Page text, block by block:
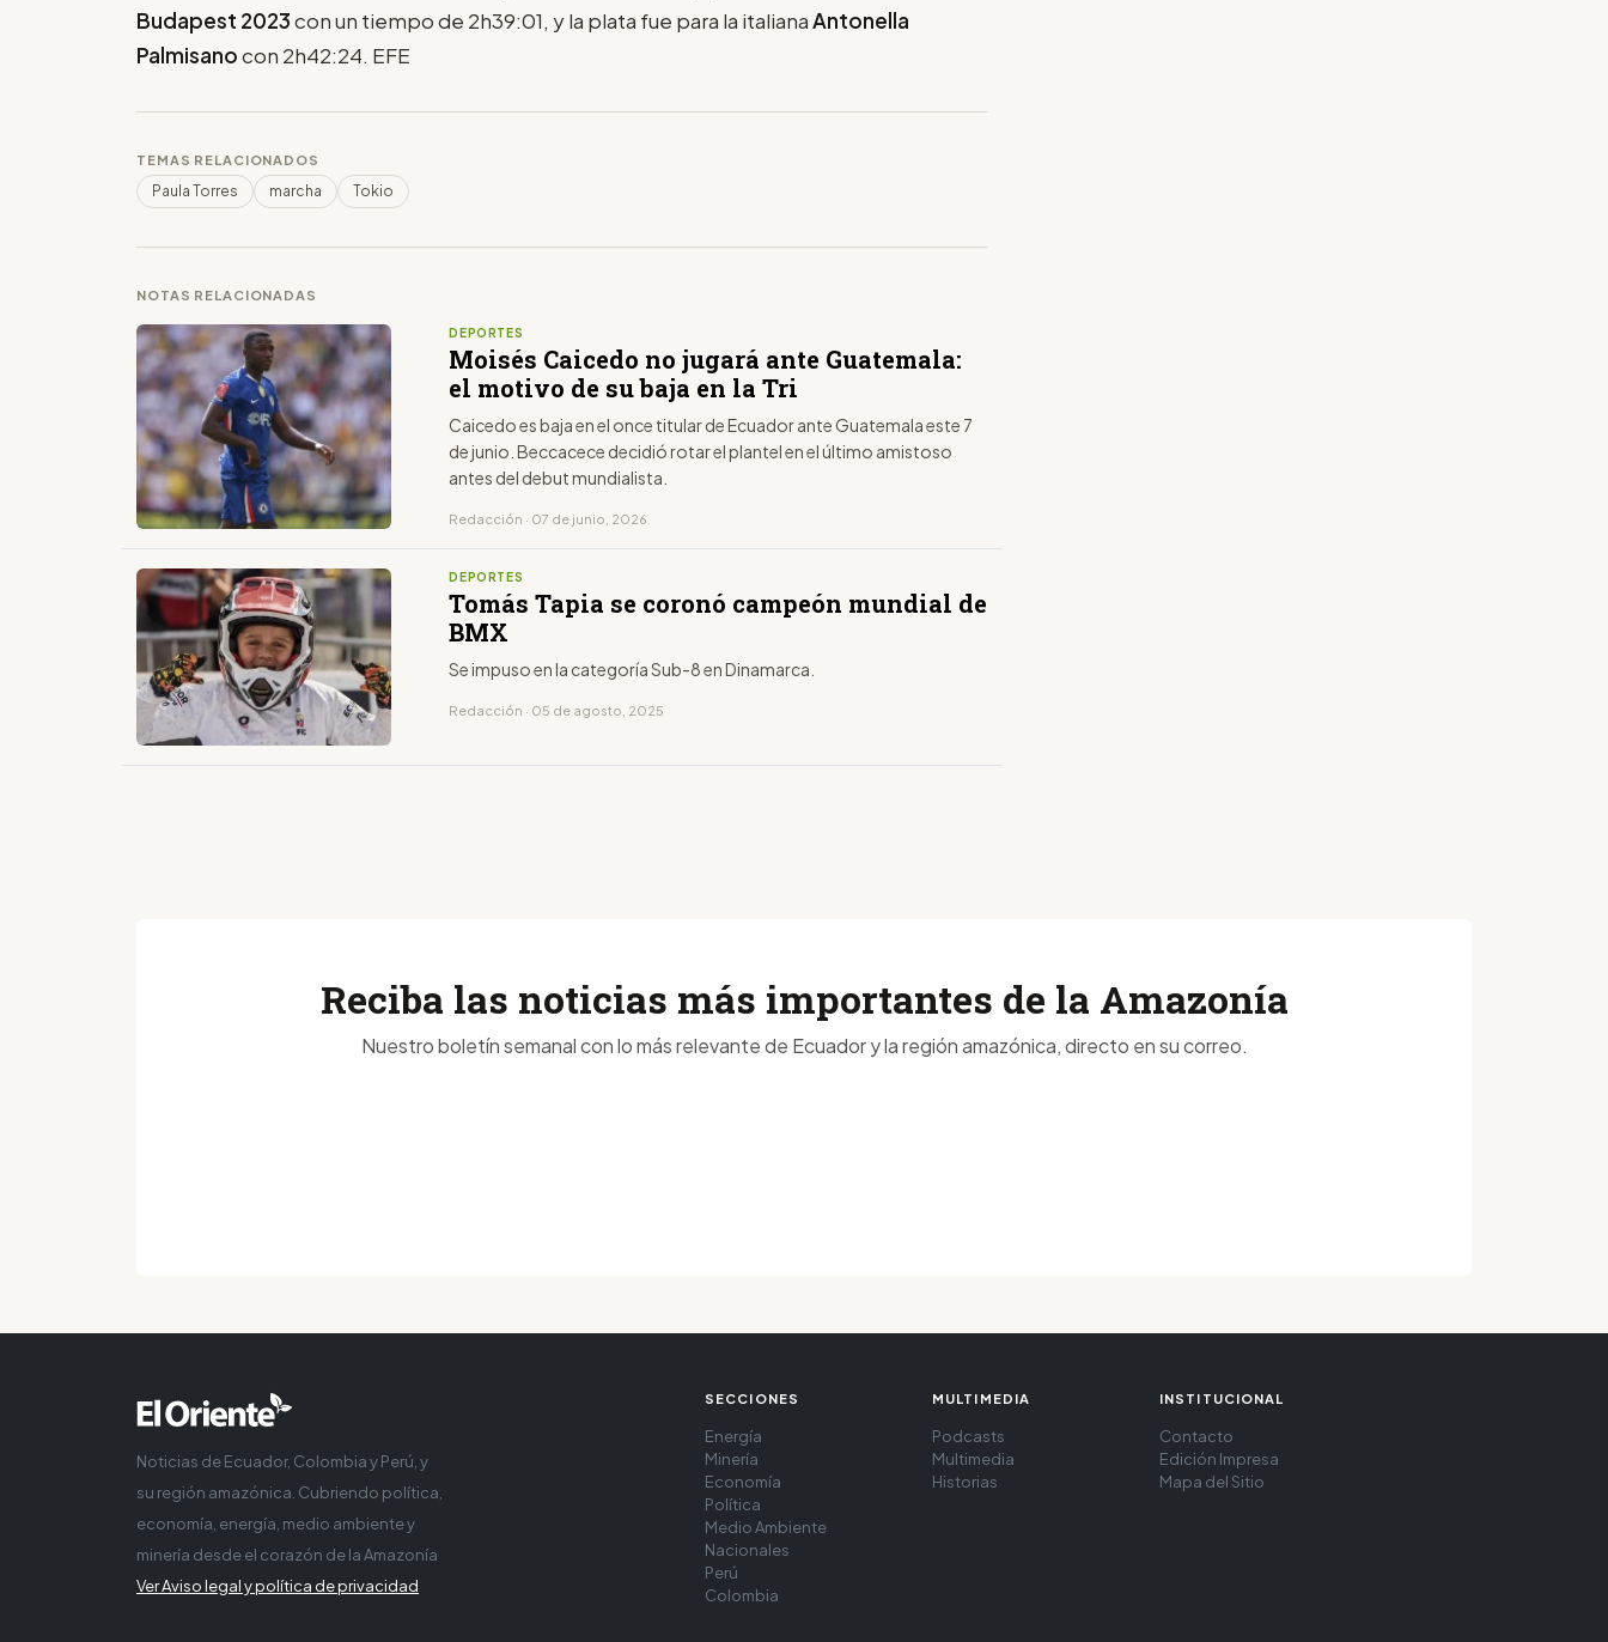
Budapest 2023con un tiempo de 2h39:01, y la plata fue para la italianaAntonella
Palmisanocon 2h42:24. EFE
TEMAS RELACIONADOS
Paula Torres marcha Tokio
NOTAS RELACIONADAS
DEPORTES
Moisés Caicedo no jugará ante Guatemala:
el motivo de su baja en la Tri
Caicedo es baja en el once titular de Ecuador ante Guatemala este 7
de junio. Beccacece decidió rotar el plantel en el último amistoso
antes del debut mundialista.
Redacción · 07 de junio, 2026
DEPORTES
Tomás Tapia se coronó campeón mundial de
BMX
Se impuso en la categoría Sub-8 en Dinamarca.
Redacción · 05 de agosto, 2025
Reciba las noticias más importantes de la Amazonía
Nuestro boletín semanal con lo más relevante de Ecuador y la región amazónica, directo en su correo.
Noticias de Ecuador, Colombia y Perú, y
su región amazónica. Cubriendo política,
economía, energía, medio ambiente y
minería desde el corazón de la Amazonía
Ver Aviso legal y política de privacidad
SECCIONES
Energía
Minería
Economía
Política
Medio Ambiente
Nacionales
Perú
Colombia
MULTIMEDIA
Podcasts
Multimedia
Historias
INSTITUCIONAL
Contacto
Edición Impresa
Mapa del Sitio